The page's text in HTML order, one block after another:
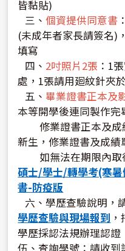
皆黏貼)
三、個資提供同意書
(未成年者家長請簽名)
填寫
四、 2吋照片2張 ：1
處，1張請用廻紋針夾
五、畢業證書正本及
本等開學後連同製作完
修業證書正本及成
新生，修業證書及成績
如無法在期限內取
碩士/學士/轉學考(寒
書-防疫版
六、學歷查驗說明，
學歷查驗與現場報到
學歷採認法規辦理認證
伍、查詢學號：請收到